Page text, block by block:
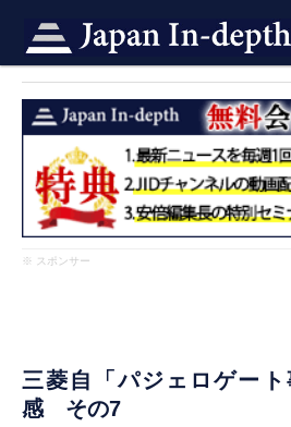
※ スポンサー
三菱自「パジェロゲー
感 その7